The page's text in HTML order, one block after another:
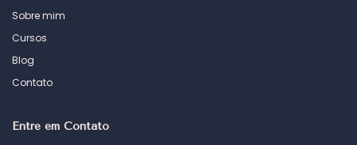
Sobre mim
Cursos
Blog
Contato
Entre em Contato